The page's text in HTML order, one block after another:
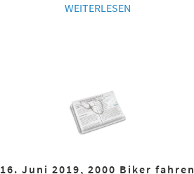
WEITERLESEN
16. Juni 2019, 2000 Biker fahren